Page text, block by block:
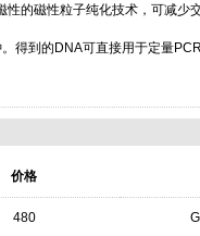
的磁性粒子纯化技术，可减少
得到的DNA可直接用于定量
价格
480